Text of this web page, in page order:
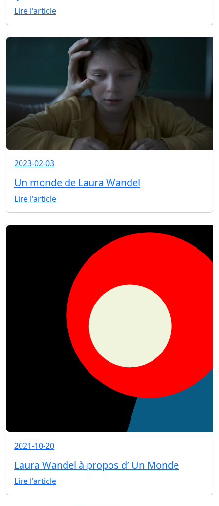
Lire l'article
2023-02-03
Un monde de Laura Wandel
Lire l'article
2021-10-20
Laura Wandel à propos d’ Un Monde
Lire l'article